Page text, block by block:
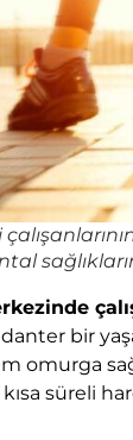
bir
omurga
süreli